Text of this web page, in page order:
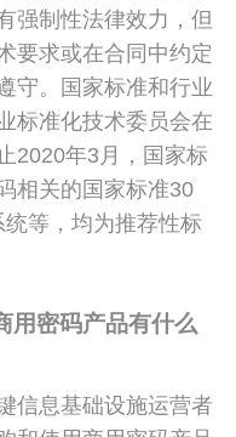
强制性法律效力，但
要求或在合同中约定
守。国家标准和行业
标准化技术委员会在
2020年3月，国家标
相关的国家标准30
等，均为推荐性标
用密码产品有什么
信息基础设施运营者